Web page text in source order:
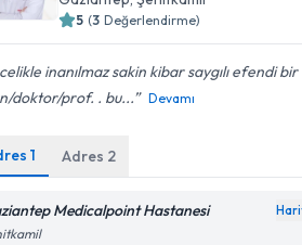
5 (3 Değerlendirme)
inanılmaz sakin kibar saygılı efendi bir
doktor/prof. . bu...
Devamı
1 Adres 2
Medicalpoint Hastanesi